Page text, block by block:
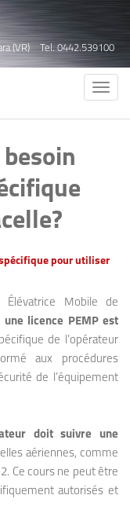
(VR) Tel. 0442.539100
pour utiliser
Élévatrice Mobile de
licence PEMP est
de l’opérateur
aux procédures
de l’équipement
doit suivre une
aériennes, comme
Ce cours ne peut être
autorisés et